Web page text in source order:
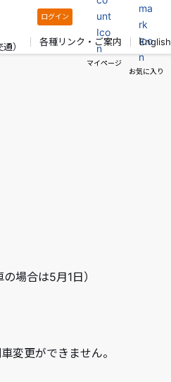
ログイン
マイページ
お気に入り
）
各種リンク・ご案内 English
場合は5月1日）
変更ができません。